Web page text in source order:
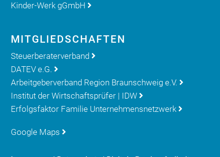
Kinder-Werk gGmbH
MITGLIED­SCHAFTEN
Steuerberaterverband
DATEV e.G.
Arbeitgeberverband Region Braunschweig e.V.
Institut der Wirtschaftsprüfer | IDW
Erfolgsfaktor Familie Unternehmensnetzwerk
Google Maps